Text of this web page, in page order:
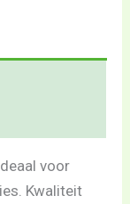
voor
Kwaliteit